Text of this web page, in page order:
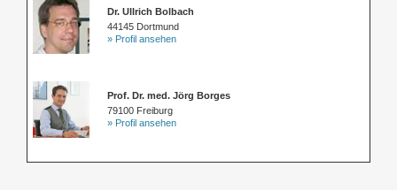
Dr. Ullrich Bolbach
44145 Dortmund
» Profil ansehen
Prof. Dr. med. Jörg Borges
79100 Freiburg
» Profil ansehen